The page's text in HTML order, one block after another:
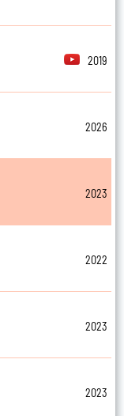
2019
2026
2023
2022
2023
2023